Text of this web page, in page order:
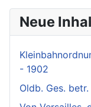
Neue
- 1902
Oldb. Ges.